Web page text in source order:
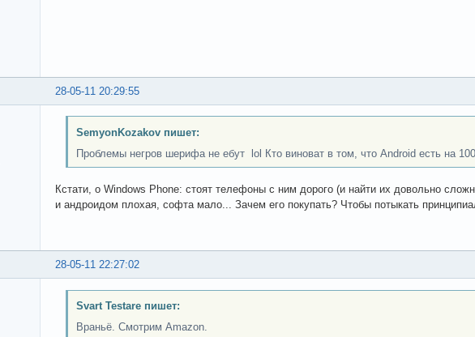
28-05-11 20:29:55
SemyonKozakov пишет:
Проблемы негров шерифа не ебут lol Кто виноват в том, что Android есть на
Кстати, о Windows Phone: стоят телефоны с ним дорого (и найти их довольно
и андроидом плохая, софта мало... Зачем его покупать? Чтобы потыкать
28-05-11 22:27:02
Svart Testare пишет:
Враньё. Смотрим Amazon.